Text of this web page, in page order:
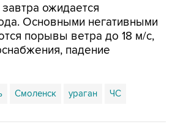
ожидается
Основными негативными
порывы ветра до 18 м/с,
падение
Смоленск ураган ЧС